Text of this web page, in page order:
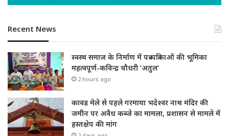
Recent News
स्वस्थ समाज के निर्माण में पत्र-पत्रिकाओं की भूमिका
महत्वपूर्ण-कविन्द्र चौधरी ‘अतुल’
2 hours ago
कावड़ मेले से पहले गरमाया भदेश्वर नाथ मंदिर की
जमीन पर अवैध कब्जे का मामला, प्रशासन से मामले में
हस्तक्षेप की मांग